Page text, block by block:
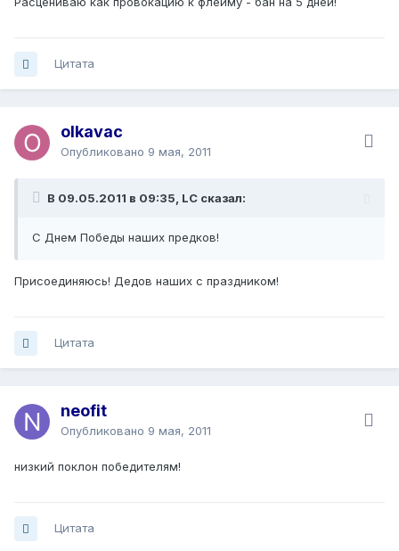
Цитата
olkavac
Опубликовано 9 мая, 2011
В 09.05.2011 в 09:35, LC сказал:
С Днем Победы наших предков!
Присоединяюсь! Дедов наших с праздником!
Цитата
neofit
Опубликовано 9 мая, 2011
низкий поклон победителям!
Цитата